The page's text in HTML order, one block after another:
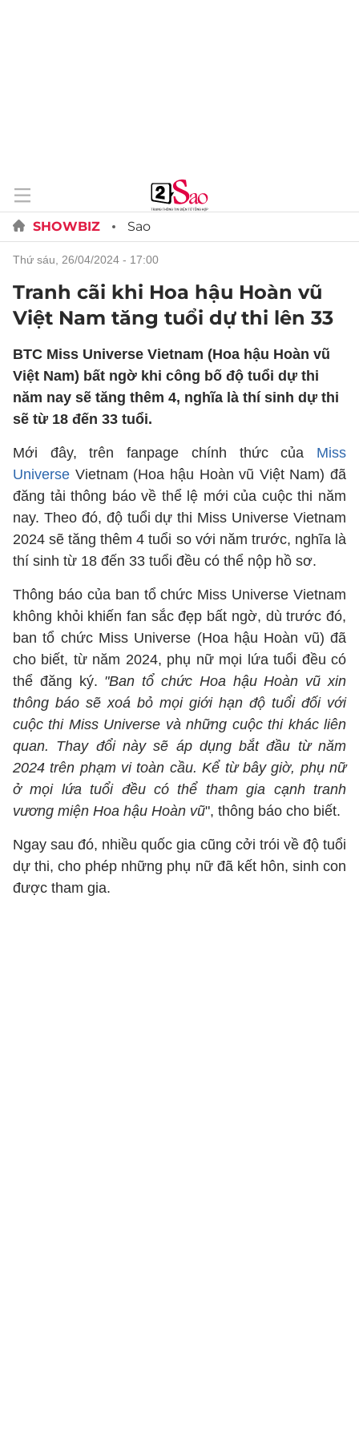
SHOWBIZ Sao
thứ sáu, 26/04/2024 - 17:00
Tranh cãi khi Hoa hậu Hoàn vũ
Việt Nam tăng tuổi dự thi lên 33
BTC Miss Universe Vietnam (Hoa hậu Hoàn vũ
Việt Nam) bất ngờ khi công bố độ tuổi dự thi
năm nay sẽ tăng thêm 4, nghĩa là thí sinh dự thi
sẽ từ 18 đến 33 tuổi.
Mới đây, trên fanpage chính thức của Miss
Universe Vietnam (Hoa hậu Hoàn vũ Việt Nam) đã
đăng tải thông báo về thể lệ mới của cuộc thi năm
nay. Theo đó, độ tuổi dự thi Miss Universe Vietnam
2024 sẽ tăng thêm 4 tuổi so với năm trước, nghĩa là
thí sinh từ 18 đến 33 tuổi đều có thể nộp hồ sơ.
Thông báo của ban tổ chức Miss Universe Vietnam
không khỏi khiến fan sắc đẹp bất ngờ, dù trước đó,
ban tổ chức Miss Universe (Hoa hậu Hoàn vũ) đã
cho biết, từ năm 2024, phụ nữ mọi lứa tuổi đều có
thể đăng ký. "Ban tổ chức Hoa hậu Hoàn vũ xin
thông báo sẽ xoá bỏ mọi giới hạn độ tuổi đối với
cuộc thi Miss Universe và những cuộc thi khác liên
quan. Thay đổi này sẽ áp dụng bắt đầu từ năm
2024 trên phạm vi toàn cầu. Kể từ bây giờ, phụ nữ
ở mọi lứa tuổi đều có thể tham gia cạnh tranh
vương miện Hoa hậu Hoàn vũ", thông báo cho biết.
Ngay sau đó, nhiều quốc gia cũng cởi trói về độ tuổi
dự thi, cho phép những phụ nữ đã kết hôn, sinh con
được tham gia.